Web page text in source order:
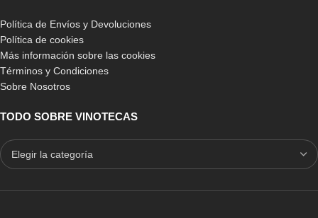
Política de Envíos y Devoluciones
Política de cookies
Más información sobre las cookies
Términos y Condiciones
Sobre Nosotros
TODO SOBRE VINOTECAS